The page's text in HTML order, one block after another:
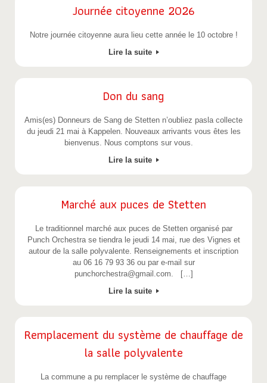
Journée citoyenne 2026
Notre journée citoyenne aura lieu cette année le 10 octobre !
Lire la suite
Don du sang
Amis(es) Donneurs de Sang de Stetten n’oubliez pasla collecte
du jeudi 21 mai à Kappelen. Nouveaux arrivants vous êtes les
bienvenus. Nous comptons sur vous.
Lire la suite
Marché aux puces de Stetten
Le traditionnel marché aux puces de Stetten organisé par
Punch Orchestra se tiendra le jeudi 14 mai, rue des Vignes et
autour de la salle polyvalente. Renseignements et inscription
au 06 16 79 93 36 ou par e-mail sur
punchorchestra@gmail.com. […]
Lire la suite
Remplacement du système de chauffage de
la salle polyvalente
La commune a pu remplacer le système de chauffage